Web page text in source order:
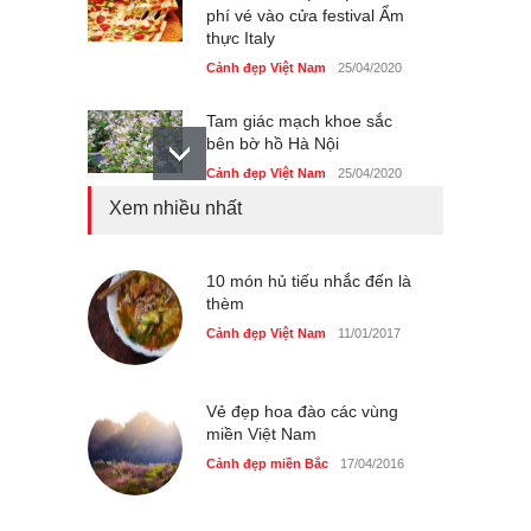
Tam giác mạch khoe sắc
bên bờ hồ Hà Nội
Cảnh đẹp Việt Nam 25/04/2020
Bán đảo Sơn Trà sẽ là khu
du lịch quốc gia
Cảnh đẹp Việt Nam 24/04/2020
Cảnh đẹp Việt Nam 25/04/2020
Nhiều hoạt động tôn vinh
Xem nhiều nhất
10 món hủ tiếu nhắc đến là
thèm
Cảnh đẹp Việt Nam 11/01/2017
Vẻ đẹp hoa đào các vùng
miền Việt Nam
Cảnh đẹp miền Bắc 17/04/2016